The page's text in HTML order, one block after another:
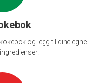
og legg til dine egne